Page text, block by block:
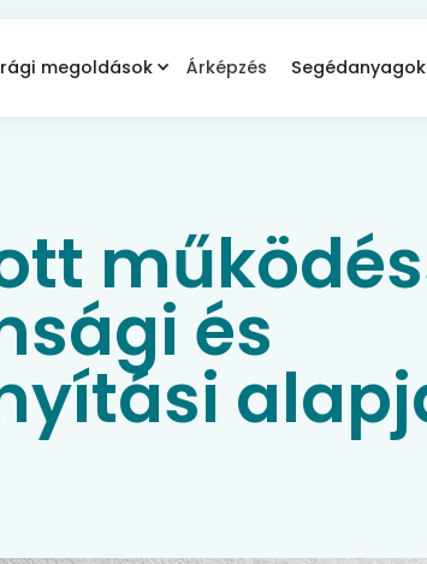
megoldások Árképzés Segédanyagok
és